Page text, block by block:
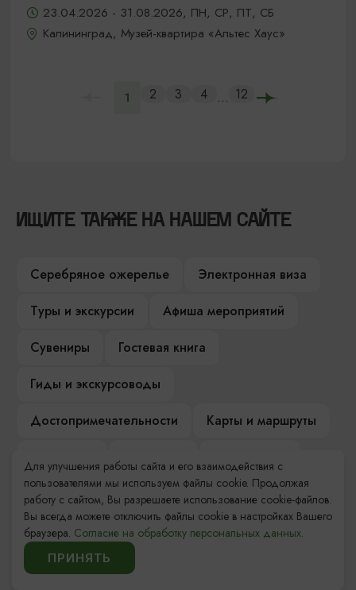
23.04.2026 - 31.08.2026, ПН, СР, ПТ, СБ
Калининград, Музей-квартира «Альтес Хаус»
1 2 3 4 ... 12
ИЩИТЕ ТАКЖЕ НА НАШЕМ САЙТЕ
Серебряное ожерелье
Электронная виза
Туры и экскурсии
Афиша мероприятий
Сувениры
Гостевая книга
Гиды и экскурсоводы
Достопримечательности
Карты и маршруты
Компас Балтийской кухни
Настоящий Калининградец
Музеи
Для улучшения работы сайта и его взаимодействия с
пользователями мы используем файлы cookie. Продолжая
работу с сайтом, Вы разрешаете использование cookie-файлов.
Вы всегда можете отключить файлы cookie в настройках Вашего
браузера. Согласие на обработку персональных данных.
ПРИНЯТЬ